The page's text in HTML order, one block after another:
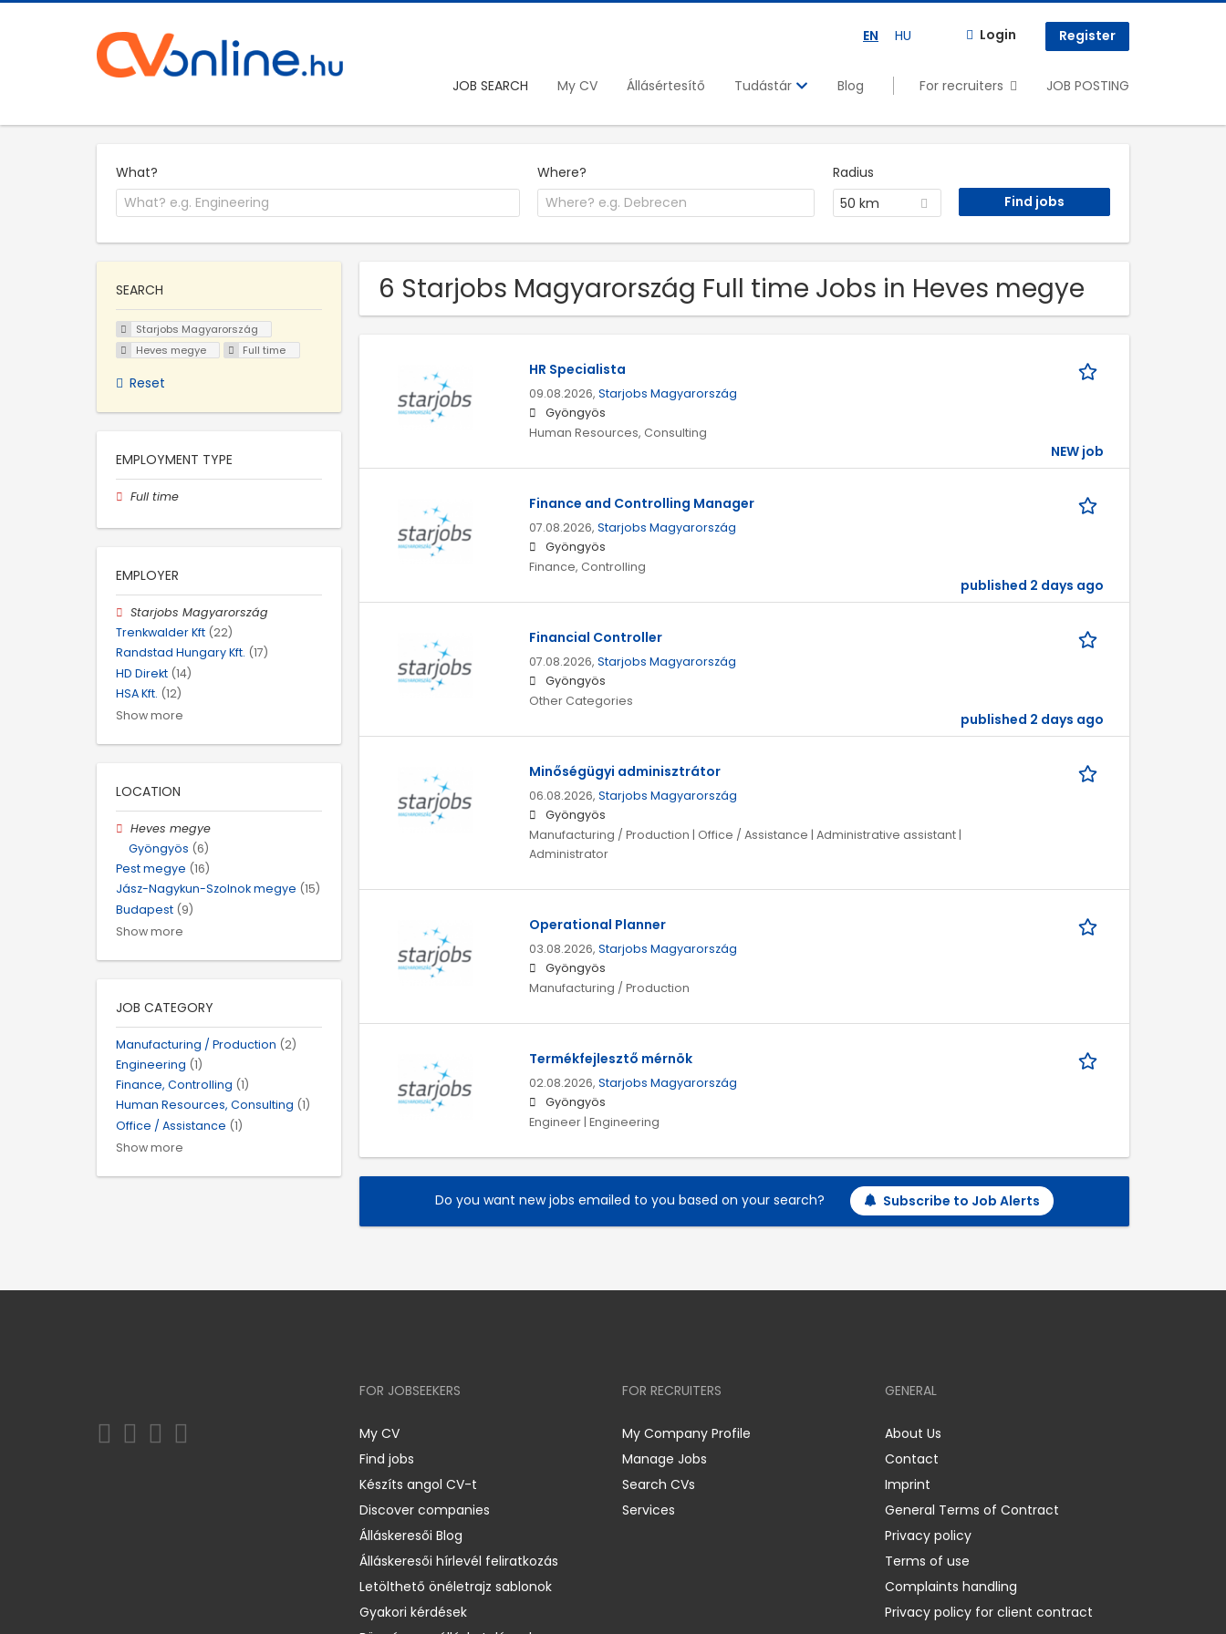
EN HU Login Register
JOB SEARCH My CV Állásértesítő Tudástár Blog For recruiters JOB POSTING
What? Where?
Radius
50 km
6 Starjobs Magyarország Full time Jobs in Heves megye
HR Specialista
09.08.2026, Starjobs Magyarország
Gyöngyös
Human Resources, Consulting
NEW job
Finance and Controlling Manager
07.08.2026, Starjobs Magyarország
Gyöngyös
Finance, Controlling
published 2 days ago
Financial Controller
07.08.2026, Starjobs Magyarország
Gyöngyös
Other Categories
published 2 days ago
Minőségügyi adminisztrátor
06.08.2026, Starjobs Magyarország
Gyöngyös
Manufacturing / Production | Office / Assistance | Administrative assistant |
Administrator
Operational Planner
03.08.2026, Starjobs Magyarország
Gyöngyös
Manufacturing / Production
Termékfejlesztő mérnök
02.08.2026, Starjobs Magyarország
Gyöngyös
Engineer | Engineering
Do you want new jobs emailed to you based on your search? Subscribe to Job Alerts
SEARCH
Starjobs Magyarország
Heves megye
Full time
Reset
EMPLOYMENT TYPE
Full time
EMPLOYER
Starjobs Magyarország
Trenkwalder Kft (22)
Randstad Hungary Kft. (17)
HD Direkt (14)
HSA Kft. (12)
Show more
LOCATION
Heves megye
Gyöngyös (6)
Pest megye (16)
Jász-Nagykun-Szolnok megye (15)
Budapest (9)
Show more
JOB CATEGORY
Manufacturing / Production (2)
Engineering (1)
Finance, Controlling (1)
Human Resources, Consulting (1)
Office / Assistance (1)
Show more
FOR JOBSEEKERS
My CV
Find jobs
Készíts angol CV-t
Discover companies
Álláskeresői Blog
Álláskeresői hírlevél feliratkozás
Letölthető önéletrajz sablonok
Gyakori kérdések
FOR RECRUITERS
My Company Profile
Manage Jobs
Search CVs
Services
GENERAL
About Us
Contact
Imprint
General Terms of Contract
Privacy policy
Terms of use
Complaints handling
Privacy policy for client contract